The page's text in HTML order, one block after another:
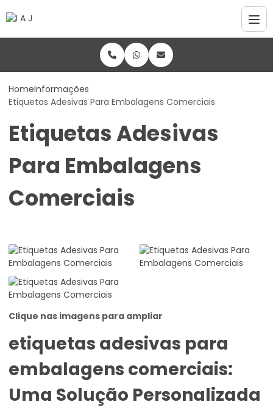
HomeInformações
Etiquetas Adesivas Para Embalagens Comerciais
Etiquetas Adesivas
Para Embalagens
Comerciais
Clique nas imagens para ampliar
etiquetas adesivas para
embalagens comerciais:
Uma Solução Personalizada